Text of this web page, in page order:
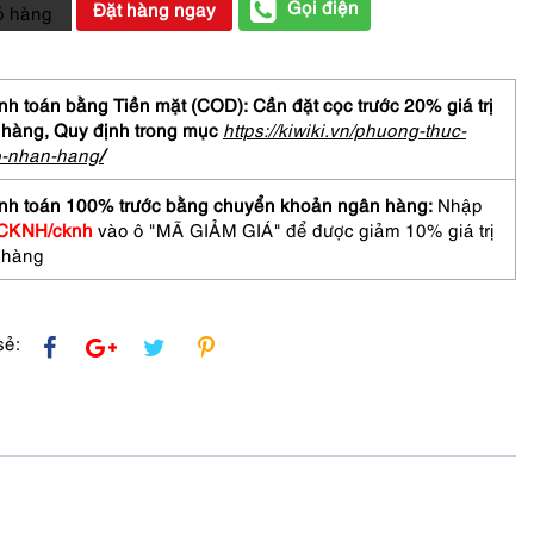
hàng Đặt hàng ngay Gọi điện
toán bằng Tiền mặt (COD): Cần đặt cọc trước 20% giá trị
Quy định trong mục https://kiwiki.vn/phuong-thuc-
nhan-hang/
toán 100% trước bằng chuyển khoản ngân hàng: Nhập
cknh vào ô "MÃ GIẢM GIÁ" để được giảm 10% giá trị